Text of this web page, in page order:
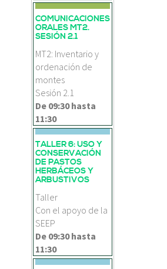
COMUNICACIONES
ORALES MT2.
SESIÓN 2.1
MT2: Inventario y
ordenación de
montes
Sesión 2.1
De 09:30hasta
11:30
TALLER 6: USO Y
CONSERVACIÓN
DE PASTOS
HERBÁCEOS Y
ARBUSTIVOS
Taller
Con el apoyo de la
SEEP
De 09:30hasta
11:30